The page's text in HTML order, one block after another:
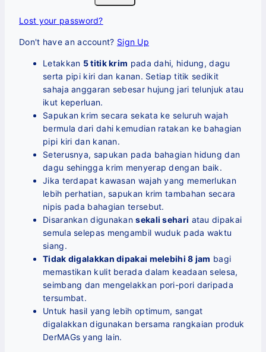
Lost your password?
Don't have an account? Sign Up
Letakkan 5 titik krim pada dahi, hidung, dagu
serta pipi kiri dan kanan. Setiap titik sedikit
sahaja anggaran sebesar hujung jari telunjuk atau
ikut keperluan.
Sapukan krim secara sekata ke seluruh wajah
bermula dari dahi kemudian ratakan ke bahagian
pipi kiri dan kanan.
Seterusnya, sapukan pada bahagian hidung dan
dagu sehingga krim menyerap dengan baik.
Jika terdapat kawasan wajah yang memerlukan
lebih perhatian, sapukan krim tambahan secara
nipis pada bahagian tersebut.
Disarankan digunakansekali sehari atau dipakai
semula selepas mengambil wuduk pada waktu
siang.
Tidak digalakkan dipakai melebihi 8 jam bagi
memastikan kulit berada dalam keadaan selesa,
seimbang dan mengelakkan pori-pori daripada
tersumbat.
Untuk hasil yang lebih optimum, sangat
digalakkan digunakan bersama rangkaian produk
DerMAGs yang lain.